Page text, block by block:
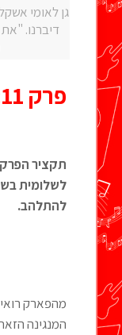
גן לאומי
דיברנו.
פרק 11: שלומית השקרנית
תקציר
לשלומית
להתלהב.
מהפארק
המנגינה